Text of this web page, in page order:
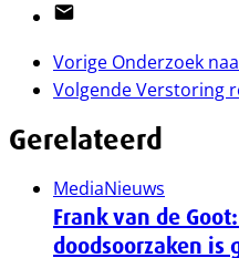
Email
Vorige Onderzoek
VolgendeVerstoring
Gerelateerd
MediaNieuws
Frank van de
doodsoorzaken is